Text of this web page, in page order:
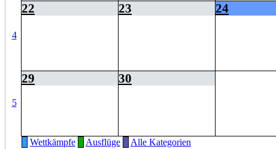
4
22 23 24
5
29 30
Wettkämpfe Ausflüge Alle Kategorien